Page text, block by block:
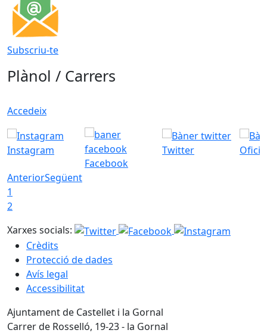
Subscriu-te
Plànol / Carrers
Accedeix
Instagram
Facebook
Twitter
AnteriorSegüent
1
2
Xarxes socials:
Crèdits
Protecció de dades
Avís legal
Accessibilitat
Ajuntament de Castellet i la Gornal
Carrer de Rosselló, 19-23 - la Gornal